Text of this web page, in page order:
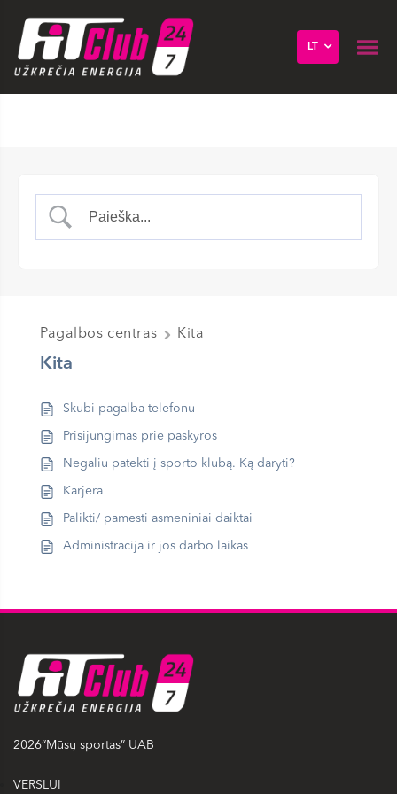
LT
Pagalbos centras Kita
Kita
Skubi pagalba telefonu
Prisijungimas prie paskyros
Negaliu patekti į sporto klubą. Ką daryti?
Karjera
Palikti/ pamesti asmeniniai daiktai
Administracija ir jos darbo laikas
2026“Mūsų sportas” UAB
VERSLUI